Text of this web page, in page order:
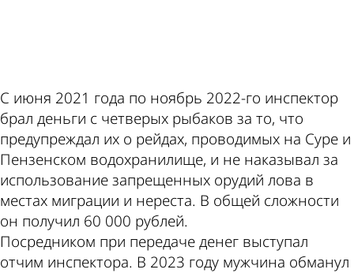
С июня 2021 года по ноябрь 2022-го инспектор
брал деньги с четверых рыбаков за то, что
предупреждал их о рейдах, проводимых на Суре и
Пензенском водохранилище, и не наказывал за
использование запрещенных орудий лова в
местах миграции и нереста. В общей сложности
он получил 60 000 рублей.
Посредником при передаче денег выступал
отчим инспектора. В 2023 году мужчина обманул